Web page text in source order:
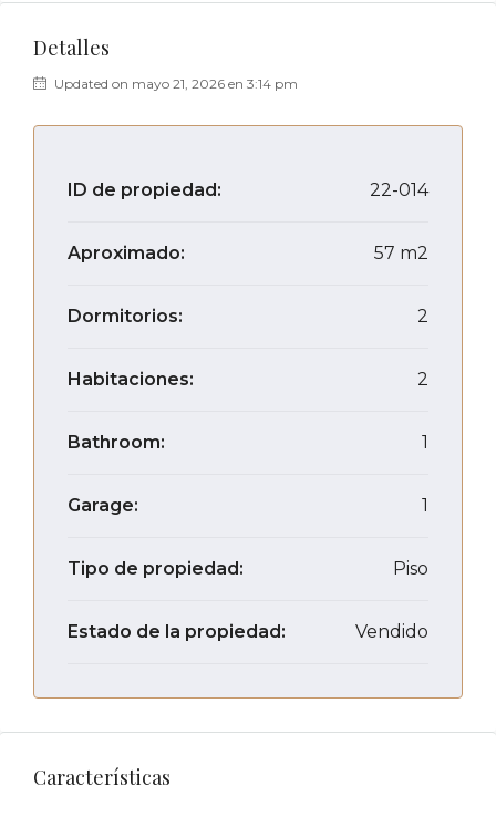
Detalles
Updated on mayo 21, 2026 en 3:14 pm
ID de propiedad: 22-014
Aproximado: 57 m2
Dormitorios: 2
Habitaciones: 2
Bathroom: 1
Garage: 1
Tipo de propiedad: Piso
Estado de la propiedad: Vendido
Características